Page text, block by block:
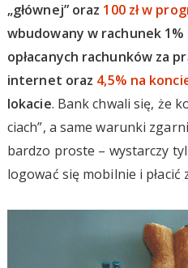
„głównej” oraz 100 zł w
wbudowany w rachunek
opłacanych rachunków za
internet oraz 4,5% na
lokacie. Bank chwali się, że
ciach”, a same warunki
bardzo proste – wystarczy
logować się mobilnie i płacić